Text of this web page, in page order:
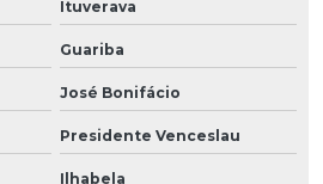
Ituverava
Guariba
José Bonifácio
Presidente Venceslau
Ilhabela